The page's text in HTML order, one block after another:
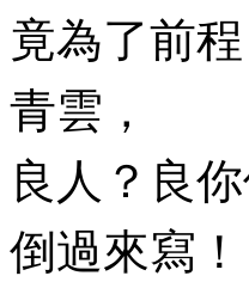
竟為了前
青雲，
良人？良
倒過來寫！